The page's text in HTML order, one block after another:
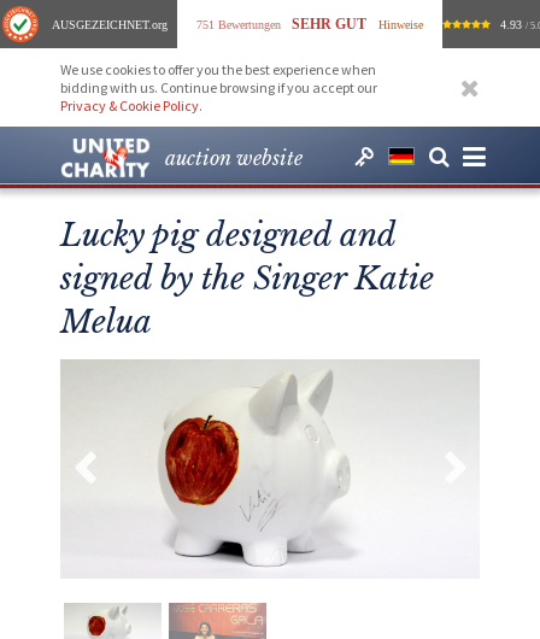
AUSGEZEICHNET.org 751 Bewertungen SEHR GUT Hinweise 4.93 /
We use cookies to offer you the best experience when
bidding with us. Continue browsing if you accept our
Privacy & Cookie Policy.
auction website
Lucky pig designed and
signed by the Singer Katie
Melua